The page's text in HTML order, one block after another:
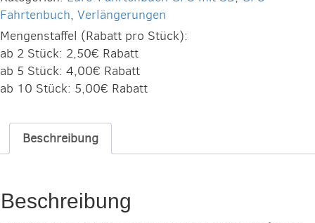
2
Jahre
Menge
Fahrtenbuch, Verlängerungen
Mengenstaffel (Rabatt pro Stück):
ab 2 Stück: 2,50€ Rabatt
ab 5 Stück: 4,00€ Rabatt
ab 10 Stück: 5,00€ Rabatt
Beschreibung
Beschreibung